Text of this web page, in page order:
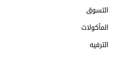
التسوق
المأكولات
الترفيه